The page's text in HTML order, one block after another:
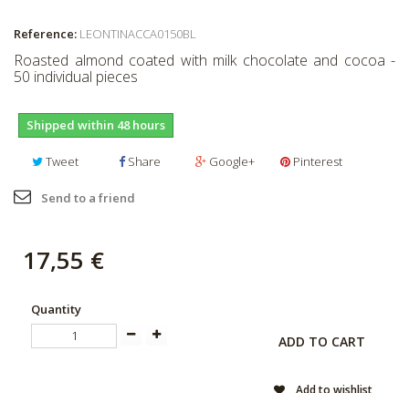
Reference: LEONTINACCA0150BL
Roasted almond coated with milk chocolate and cocoa -
50 individual pieces
Shipped within 48 hours
Tweet Share Google+ Pinterest
Send to a friend
17,55 €
Quantity
ADD TO CART
Add to wishlist